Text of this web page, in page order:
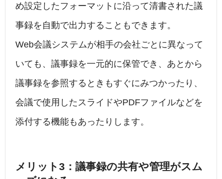
め設定したフォーマットに沿って清書された議
事録を自動で出力することもできます。
Web会議システムが相手の会社ごとに異なって
いても、議事録を一元的に保管でき、あとから
議事録を参照するときもすぐにみつかったり、
会議で使用したスライドやPDFファイルなどを
添付する機能もあったりします。
メリット3：議事録の共有や管理がスム